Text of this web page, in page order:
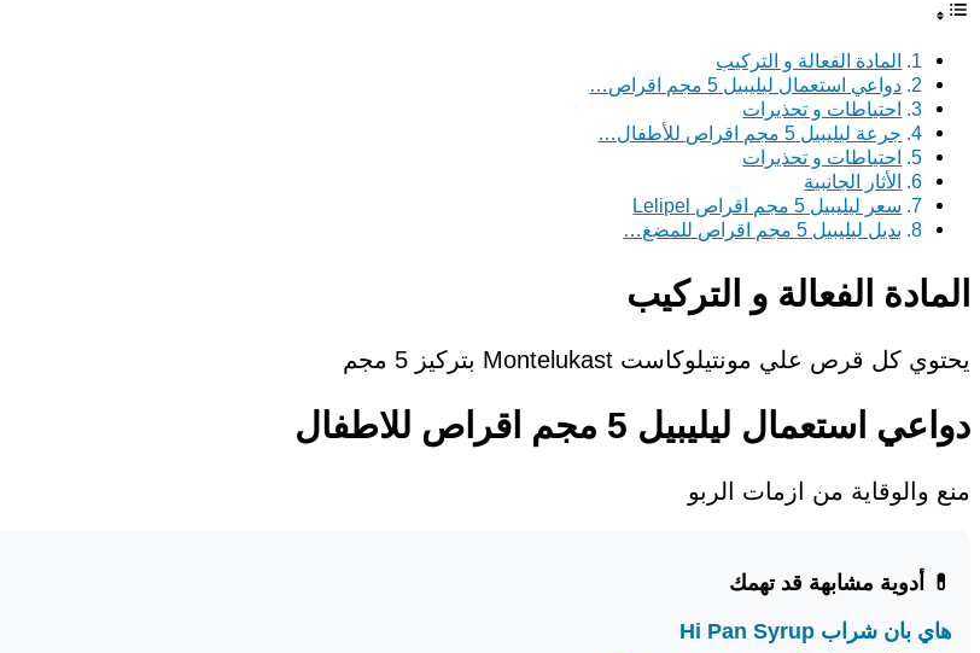
المادة الفعالة و التركيب
دواعي استعمال ليليبيل 5 مجم اقراص…
احتياطات و تحذيرات
جرعة ليليبيل 5 مجم اقراص للأطفال…
احتياطات و تحذيرات
الأثار الجانبية
سعر ليليبيل 5 مجم اقراص Lelipel
بديل ليليبيل 5 مجم اقراص للمضغ…
المادة الفعالة و التركيب
يحتوي كل قرص علي مونتيلوكاست Montelukast بتركيز 5 مجم
دواعي استعمال ليليبيل 5 مجم اقراص للاطفال
منع والوقاية من ازمات الربو
💊 أدوية مشابهة قد تهمك
هاي بان شراب Hi Pan Syrup